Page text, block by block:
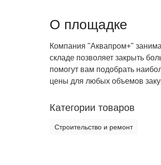
О площадке
Компания "Аквапром+"
складе позволяет закрыть
помогут вам подобрать
цены для любых объемов
Категории товаров
Строительство и ремонт